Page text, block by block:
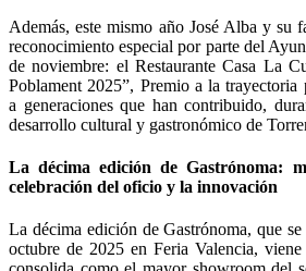
Además, este mismo año José Alba y su
reconocimiento especial por parte del
de noviembre: el Restaurante Casa La
Poblament 2025”, Premio a la trayectoria
a generaciones que han contribuido,
desarrollo cultural y gastronómico de
La décima edición de Gastrónoma:
celebración del oficio y la innovación
La décima edición de Gastrónoma, que
octubre de 2025 en Feria Valencia,